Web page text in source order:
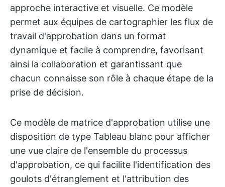
approche interactive et visuelle. Ce modèle
permet aux équipes de cartographier les flux de
travail d'approbation dans un format
dynamique et facile à comprendre, favorisant
ainsi la collaboration et garantissant que
chacun connaisse son rôle à chaque étape de la
prise de décision.
Ce modèle de matrice d'approbation utilise une
disposition de type Tableau blanc pour afficher
une vue claire de l'ensemble du processus
d'approbation, ce qui facilite l'identification des
goulots d'étranglement et l'attribution des